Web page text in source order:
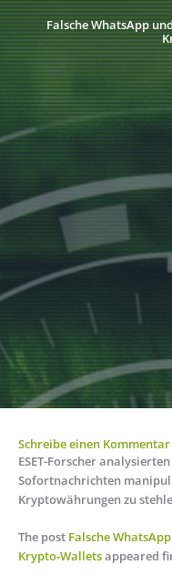
Falsche WhatsApp
Schreibe einen Kommentar
ESET-Forscher
Sofortnachrichten
Kryptowährungen zu
The post Falsche
Krypto‑Walletsappeared